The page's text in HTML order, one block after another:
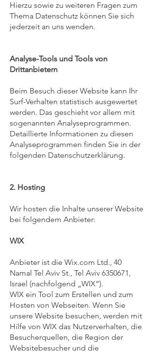
Hierzu sowie zu weiteren Fragen zum
Thema Datenschutz können Sie sich
jederzeit an uns wenden.
Analyse-Tools und Tools von
Drittanbietern
Beim Besuch dieser Website kann Ihr
Surf-Verhalten statistisch ausgewertet
werden. Das geschieht vor allem mit
sogenannten Analyseprogrammen.
Detaillierte Informationen zu diesen
Analyseprogrammen finden Sie in der
folgenden Datenschutzerklärung.
2. Hosting
Wir hosten die Inhalte unserer Website
bei folgendem Anbieter:
WIX
Anbieter ist die Wix.com Ltd., 40
Namal Tel Aviv St., Tel Aviv 6350671,
Israel (nachfolgend „WIX“).
WIX ein Tool zum Erstellen und zum
Hosten von Webseiten. Wenn Sie
unsere Website besuchen, werden mit
Hilfe von WIX das Nutzerverhalten, die
Besucherquellen, die Region der
Websitebesucher und die